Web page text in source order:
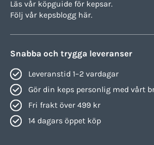
Läs vår köpguide för kepsar.
Följ vår kepsblogg här.
Snabba och trygga leveranser
Leveranstid 1–2 vardagar
Gör din keps personlig med vårt
Fri frakt över 499 kr
14 dagars öppet köp